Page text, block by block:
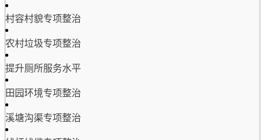
村容村貌专项整治
农村垃圾专项整治
提升厕所服务水平
田园环境专项整治
溪塘沟渠专项整治